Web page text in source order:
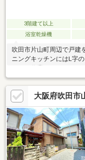
3階建て以上
浴室乾燥機
吹田市片山町周辺で戸建
ニングキッチンにはL字
設置済みなのもポイント
キリ収納可能！千里第一
23分。周辺にはイオン吹
内見等お気軽にお問い合
大阪府吹田市